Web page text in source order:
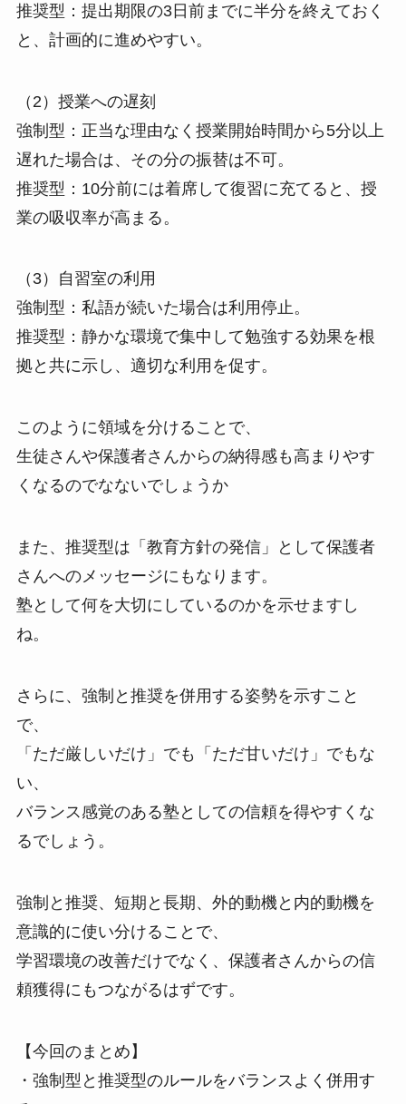
推奨型：提出期限の3日前までに半分を終えておく
と、計画的に進めやすい。
（2）授業への遅刻
強制型：正当な理由なく授業開始時間から5分以上
遅れた場合は、その分の振替は不可。
推奨型：10分前には着席して復習に充てると、授
業の吸収率が高まる。
（3）自習室の利用
強制型：私語が続いた場合は利用停止。
推奨型：静かな環境で集中して勉強する効果を根
拠と共に示し、適切な利用を促す。
このように領域を分けることで、
生徒さんや保護者さんからの納得感も高まりやす
くなるのでなないでしょうか
また、推奨型は「教育方針の発信」として保護者
さんへのメッセージにもなります。
塾として何を大切にしているのかを示せますし
ね。
さらに、強制と推奨を併用する姿勢を示すこと
で、
「ただ厳しいだけ」でも「ただ甘いだけ」でもな
い、
バランス感覚のある塾としての信頼を得やすくな
るでしょう。
強制と推奨、短期と長期、外的動機と内的動機を
意識的に使い分けることで、
学習環境の改善だけでなく、保護者さんからの信
頼獲得にもつながるはずです。
【今回のまとめ】
・強制型と推奨型のルールをバランスよく併用す